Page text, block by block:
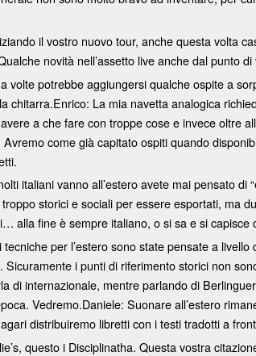
il vostro nuovo tour, anche questa volta
novità nell’assetto live anche dal punto
volte potrebbe aggiungersi qualche ospite a
chitarra.Enrico: La mia navetta analogica
a che fare con troppe cose e invece oltre
come già capitato ospiti quando
italiani vanno all’estero avete mai pensato di
storici e sociali per essere esportati, ma
alla fine è sempre italiano, o si sa e si capisce
per l’estero sono state pensate a
Sicuramente i punti di riferimento storici non
di internazionale, mentre parlando di
Vedremo.Daniele: Suonare all’estero
distribuiremo libretti con i testi tradotti a
questo i Disciplinatha. Questa vostra